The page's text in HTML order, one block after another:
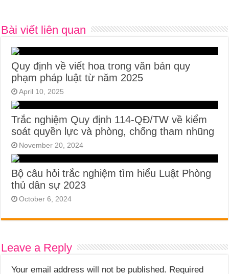
Bài viết liên quan
Quy định về viết hoa trong văn bản quy
phạm pháp luật từ năm 2025
April 10, 2025
Trắc nghiệm Quy định 114-QĐ/TW về kiểm
soát quyền lực và phòng, chống tham nhũng
November 20, 2024
Bộ câu hỏi trắc nghiệm tìm hiểu Luật Phòng
thủ dân sự 2023
October 6, 2024
Leave a Reply
Your email address will not be published. Required